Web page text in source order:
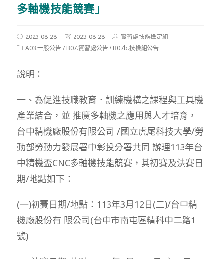
多軸機技能競賽」
Post
published:
2023-08-28
Post
modified:
2023-08-28
Post
author:
實習處技能檢定組
PostA03.一般公告/ B07.實習處公告/ B07b.技檢組公告
說明：
一、為促進技職教育．訓練機構之課程與工具機
產業結合，並 推廣多軸機之應用與人才培育，
台中精機廠股份有限公司 /國立虎尾科技大學/勞
動部勞動力發展署中彰投分署共同 辦理113年台
中精機盃CNC多軸機技能競賽，其初賽及決賽日
期/地點如下：
(一)初賽日期/地點：113年3月12日(二)/台中精
機廠股份有 限公司(台中市南屯區精科中二路1
號)